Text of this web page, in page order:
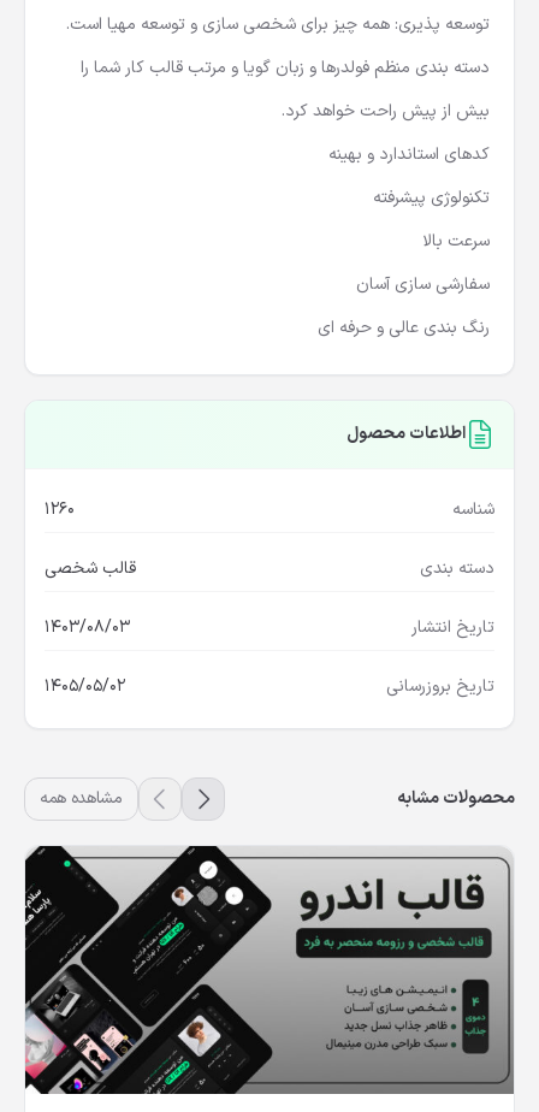
توسعه پذیری: همه چیز برای شخصی سازی و توسعه مهیا است.
دسته بندی منظم فولدرها و زبان گویا و مرتب قالب کار شما را
بیش از پیش راحت خواهد کرد.
کدهای استاندارد و بهینه
تکنولوژی پیشرفته
سرعت بالا
سفارشی سازی آسان
رنگ بندی عالی و حرفه ای
اطلاعات محصول
شناسه 1260
دسته بندی قالب شخصی
تاریخ انتشار 1403/08/03
تاریخ بروزرسانی 1405/05/02
محصولات مشابه مشاهده همه